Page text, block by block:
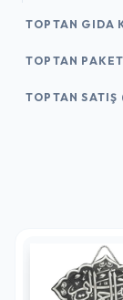
TOPTAN GIDA
TOPTAN
TOPTAN SATIŞ